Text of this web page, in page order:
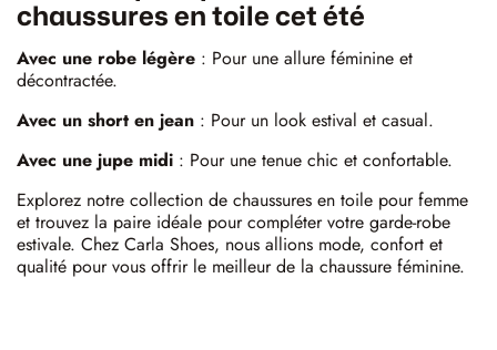
chaussures en toile cet été
Avec une robe légère : Pour une allure féminine et
décontractée.​
Avec un short en jean : Pour un look estival et casual.​
Avec une jupe midi : Pour une tenue chic et confortable.​
Explorez notre collection de chaussures en toile pour femme
et trouvez la paire idéale pour compléter votre garde-robe
estivale. Chez Carla Shoes, nous allions mode, confort et
qualité pour vous offrir le meilleur de la chaussure féminine.